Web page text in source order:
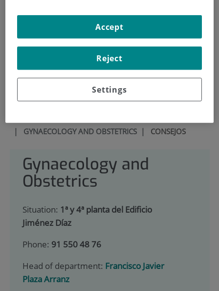
Teaching
Teléfono de atención al usuario
900 301 013
| GYNAECOLOGY AND OBSTETRICS| CONSEJOS
Gynaecology and
Obstetrics
Situation: 1ª y 4ª planta del Edificio
Jiménez Díaz
Phone: 91 550 48 76
Head of department: Francisco Javier
Plaza Arranz
Settings
Reject
Accept